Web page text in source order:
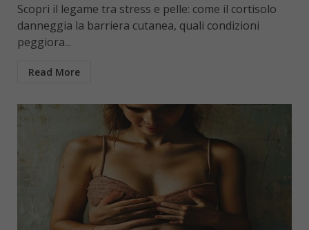
Scopri il legame tra stress e pelle: come il cortisolo
danneggia la barriera cutanea, quali condizioni
peggiora...
Read More